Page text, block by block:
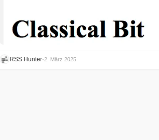
RSS Hunter•2. März 2025